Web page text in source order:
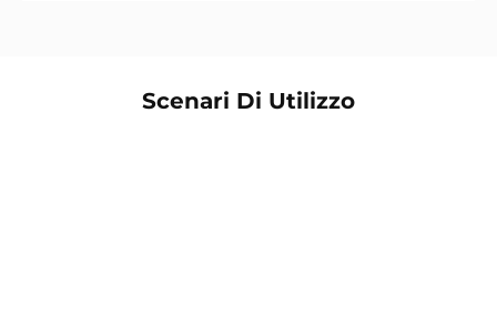
Scenari Di Utilizzo